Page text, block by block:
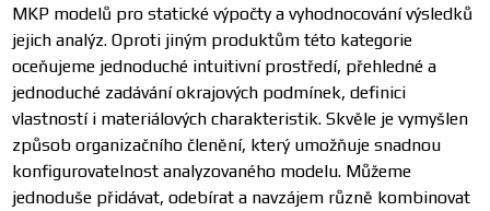
MKP modelů pro statické výpočty a vyhodnocování výsledků
jejich analýz. Oproti jiným produktům této kategorie
oceňujeme jednoduché intuitivní prostředí, přehledné a
jednoduché zadávání okrajových podmínek, definici
vlastností i materiálových charakteristik. Skvěle je vymyšlen
způsob organizačního členění, který umožňuje snadnou
konfigurovatelnost analyzovaného modelu. Můžeme
jednoduše přidávat, odebírat a navzájem různě kombinovat